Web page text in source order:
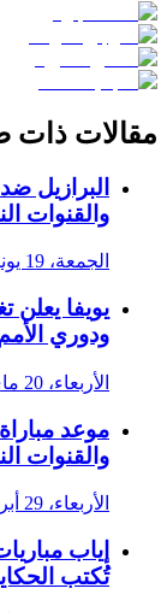
مقالات ذات
البرازيل
والقنوات
الجمعة، 19 يونيو 2026
يويفا يعلن
ودوري الأمم
الأربعاء، 20 ماي 2026
موعد
والقنوات
الأربعاء، 29 أبريل 2026
إياب
تُكتب